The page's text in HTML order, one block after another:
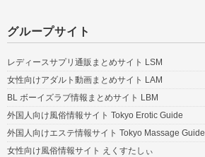
グループサイト
レディースサプリ通販まとめサイト LSM
女性向けアダルト動画まとめサイト LAM
BL ボーイズラブ情報まとめサイト LBM
外国人向け風俗情報サイト Tokyo Erotic Guide
外国人向けエステ情報サイト Tokyo Massage Guide
女性向け風俗情報サイト えくすたしぃ